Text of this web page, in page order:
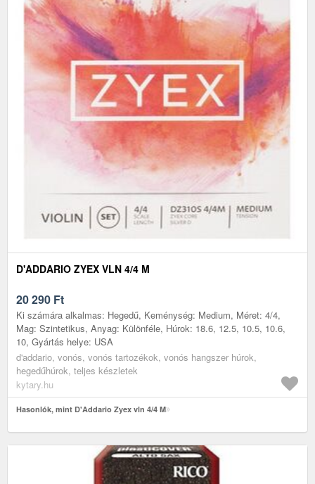
D'ADDARIO ZYEX VLN 4/4 M
20 290 Ft
Ki számára alkalmas: Hegedű, Keménység: Medium, Méret: 4/4,
Mag: Szintetikus, Anyag: Különféle, Húrok: 18.6, 12.5, 10.5, 10.6,
10, Gyártás helye: USA
d'addario, vonós, vonós tartozékok, vonós hangszer húrok,
hegedűhúrok, teljes készletek
kytary.hu
Hasonlók, mint D'Addario Zyex vln 4/4 M